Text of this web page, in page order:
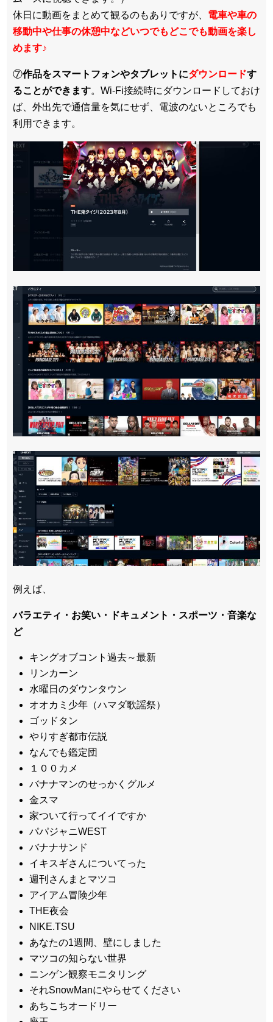
休日に動画をまとめて観るのもありですが、 電車や車の
移動中や仕事の休憩中などいつでもどこでも動画を楽し
めます♪
⑦作品をスマートフォンやタブレットにダウンロードす
ることができます。Wi-Fi接続時にダウンロードしておけ
ば、外出先で通信量を気にせず、電波のないところでも
利用できます。
例えば、
バラエティ・お笑い・ドキュメント・スポーツ・音楽な
ど
キングオブコント過去～最新
リンカーン
水曜日のダウンタウン
オオカミ少年（ハマダ歌謡祭）
ゴッドタン
やりすぎ都市伝説
なんでも鑑定団
１００カメ
バナナマンのせっかくグルメ
金スマ
家ついて行ってイイですか
パパジャニWEST
バナナサンド
イキスギさんについてった
週刊さんまとマツコ
アイアム冒険少年
THE夜会
NIKE.TSU
あなたの1週間、壁にしました
マツコの知らない世界
ニンゲン観察モニタリング
それSnowManにやらせてください
あちこちオードリー